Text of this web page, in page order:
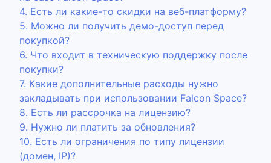
4. Есть ли какие-то скидки на веб-платформу?
5. Можно ли получить демо-доступ перед
покупкой?
6. Что входит в техническую поддержку после
покупки?
7. Какие дополнительные расходы нужно
закладывать при использовании Falcon Space?
8. Есть ли рассрочка на лицензию?
9. Нужно ли платить за обновления?
10. Есть ли ограничения по типу лицензии
(домен, IP)?